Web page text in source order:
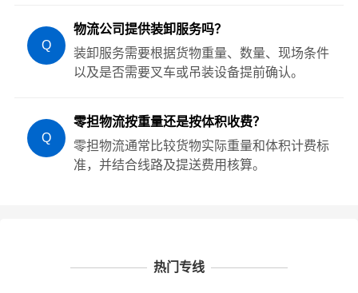
Q
物流公司提供装卸服务吗？
装卸服务需要根据货物重量、数量、现场条件
以及是否需要叉车或吊装设备提前确认。
Q
零担物流按重量还是按体积收费？
零担物流通常比较货物实际重量和体积计费标
准，并结合线路及提送费用核算。
热门专线